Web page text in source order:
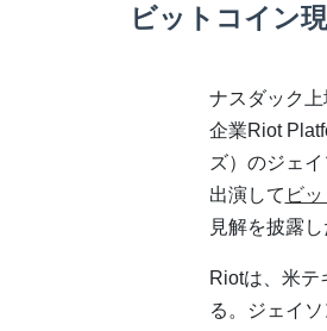
ビットコイン
ナスダック
企業Riot
ズ）のジェ
出演して ビ
見解を披露し
Riotは、米テ
る。ジェイ